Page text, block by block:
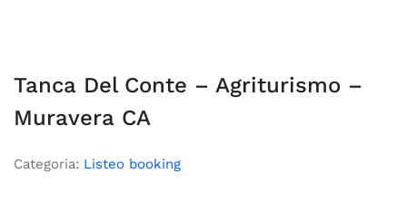
Tanca Del Conte – Agriturismo –
Muravera CA
Categoria: Listeo booking